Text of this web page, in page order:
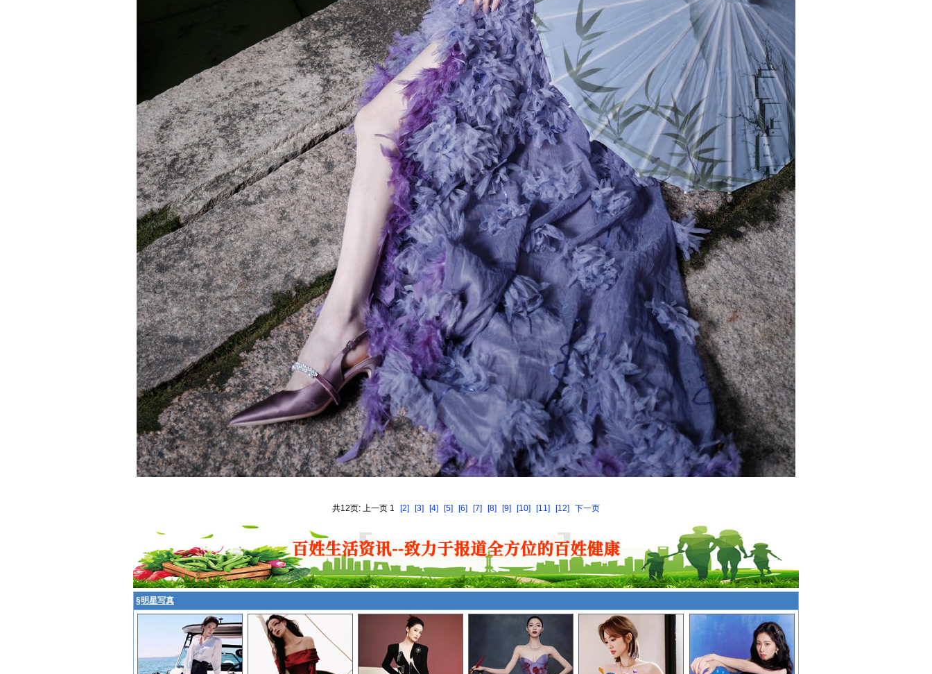
共12页: 上一页 1 [2] [3] [4] [5] [6] [7] [8] [9] [10] [11] [12] 下一页
§明星写真